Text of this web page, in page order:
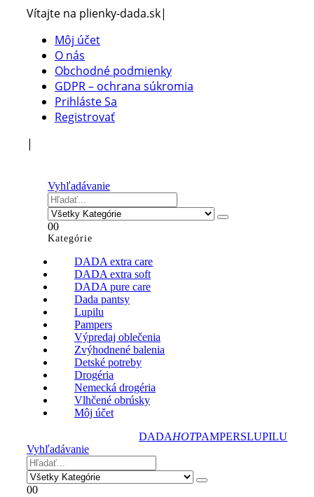
Vítajte na plienky-dada.sk|
Môj účet
O nás
Obchodné podmienky
GDPR – ochrana súkromia
Prihláste Sa
Registrovať
|
Vyhľadávanie
00
Kategórie
DADA extra care
DADA extra soft
DADA pure care
Dada pantsy
Lupilu
Pampers
Výpredaj oblečenia
Zvýhodnené balenia
Detské potreby
Drogéria
Nemecká drogéria
Vlhčené obrúsky
Môj účet
DADAHOTPAMPERSLUPILU
Vyhľadávanie
00